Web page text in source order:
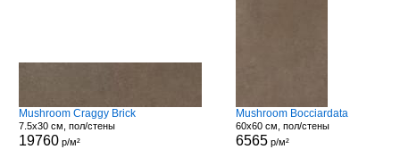
Mushroom Craggy Brick
7.5x30 см, пол/стены
19760р/м²
Mushroom Bocciardata
60x60 см, пол/стены
6565 р/м²